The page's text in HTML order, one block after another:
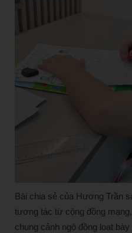
Bài chia sẻ của Hương Trần
tương tác từ cộng đồng
chung cảnh ngộ đồng loạt